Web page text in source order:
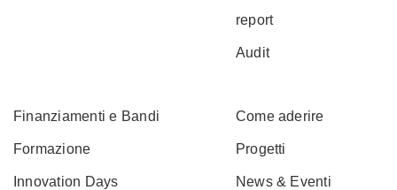
report
Audit
Finanziamenti e Bandi
Formazione
Innovation Days
Come aderire
Progetti
News & Eventi